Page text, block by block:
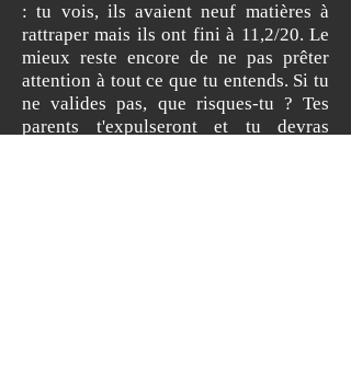
: tu vois, ils avaient neuf matières à
rattraper mais ils ont fini à 11,2/20. Le
mieux reste encore de ne pas prêter
attention à tout ce que tu entends. Si tu
ne valides pas, que risques-tu ? Tes
parents t'expulseront et tu devras